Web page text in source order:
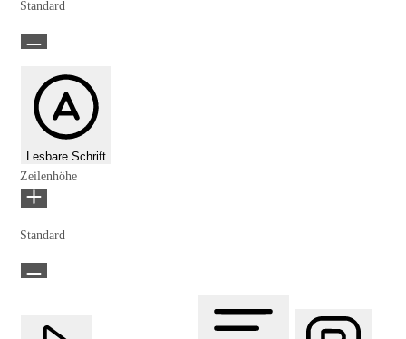
Standard
Lesbare Schrift
Zeilenhöhe
Standard